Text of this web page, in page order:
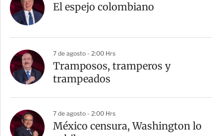
El espejo colombiano
7 de agosto - 2:00 Hrs
Tramposos, tramperos y
trampeados
7 de agosto - 2:00 Hrs
México censura, Washington lo